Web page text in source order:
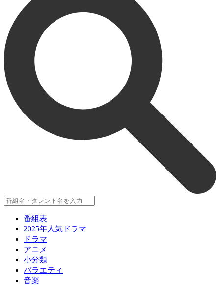
番組表
2025年人気ドラマ
ドラマ
アニメ
小分類
バラエティ
音楽